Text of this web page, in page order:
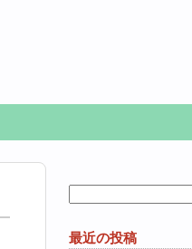
最近の投稿